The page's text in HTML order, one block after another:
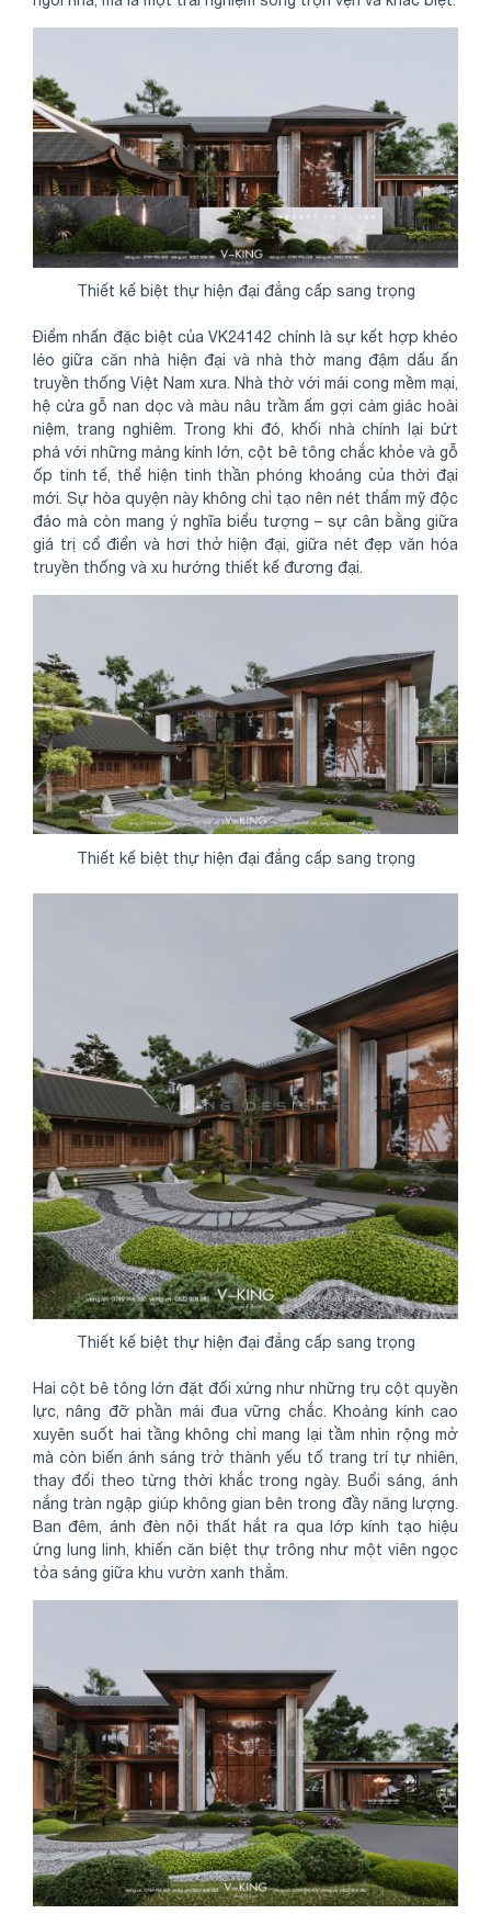
Thiết kế biệt thự hiện đại đẳng cấp sang trọng
Điểm nhấn đặc biệt của VK24142 chính là sự kết hợp khéo
léo giữa căn nhà hiện đại và nhà thờ mang đậm dấu ấn
truyền thống Việt Nam xưa. Nhà thờ với mái cong mềm mại,
hệ cửa gỗ nan dọc và màu nâu trầm ấm gợi cảm giác hoài
niệm, trang nghiêm. Trong khi đó, khối nhà chính lại bứt
phá với những mảng kính lớn, cột bê tông chắc khỏe và gỗ
ốp tinh tế, thể hiện tinh thần phóng khoáng của thời đại
mới. Sự hòa quyện này không chỉ tạo nên nét thẩm mỹ độc
đáo mà còn mang ý nghĩa biểu tượng – sự cân bằng giữa
giá trị cổ điển và hơi thở hiện đại, giữa nét đẹp văn hóa
truyền thống và xu hướng thiết kế đương đại.
Thiết kế biệt thự hiện đại đẳng cấp sang trọng
Thiết kế biệt thự hiện đại đẳng cấp sang trọng
Hai cột bê tông lớn đặt đối xứng như những trụ cột quyền
lực, nâng đỡ phần mái đua vững chắc. Khoảng kính cao
xuyên suốt hai tầng không chỉ mang lại tầm nhìn rộng mở
mà còn biến ánh sáng trở thành yếu tố trang trí tự nhiên,
thay đổi theo từng thời khắc trong ngày. Buổi sáng, ánh
nắng tràn ngập giúp không gian bên trong đầy năng lượng.
Ban đêm, ánh đèn nội thất hắt ra qua lớp kính tạo hiệu
ứng lung linh, khiến căn biệt thự trông như một viên ngọc
tỏa sáng giữa khu vườn xanh thẳm.